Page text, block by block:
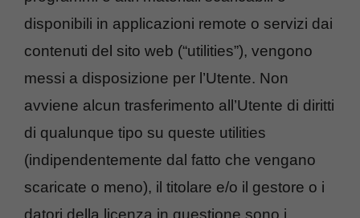
disponibili in applicazioni remote o servizi dai
contenuti del sito web (“utilities”), vengono
messi a disposizione per l’Utente. Non
avviene alcun trasferimento all’Utente di diritti
di qualunque tipo su queste utilities
(indipendentemente dal fatto che vengano
scaricate o meno), il titolare e/o il gestore o i
datori della licenza in questione sono i